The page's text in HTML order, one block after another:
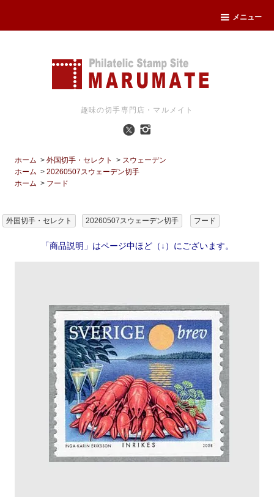
メニュー
趣味の切手専門店・マルメイト
ホーム >外国切手・セレクト > スウェーデン
ホーム >20260507スウェーデン切手
ホーム > フード
外国切手・セレクト 20260507スウェーデン切手 フード
「商品説明」はページ中ほど（↓）にございます。